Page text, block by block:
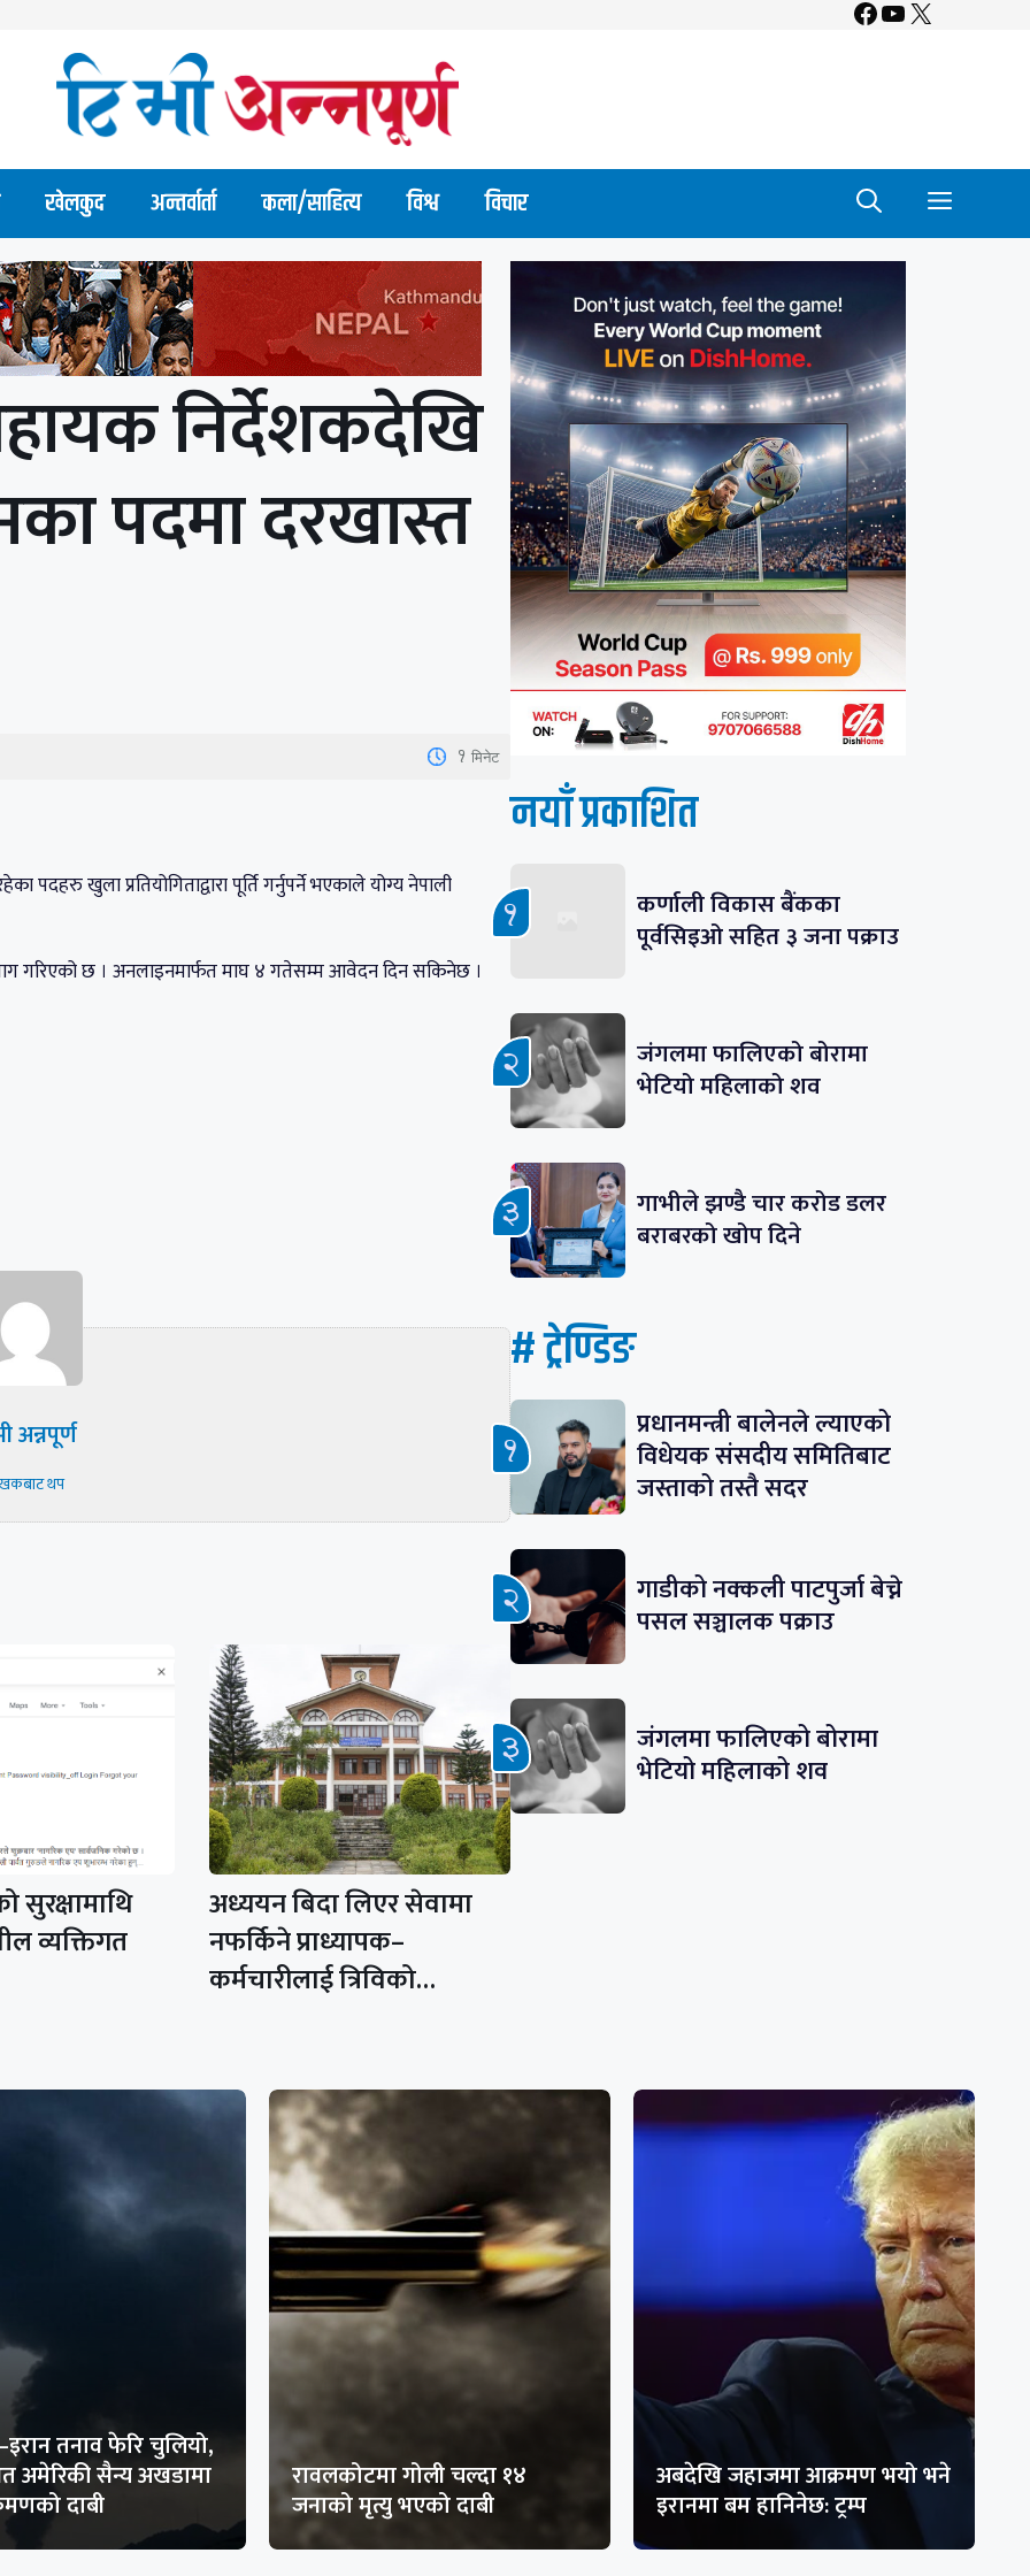
Facebook
YouTube
X
खेलकुद अन्तर्वार्ता कला/साहित्य विश्व विचार
निर्देशकदेखि
पदमा दरखास्त
1 मिनेट
पदहरु खुला प्रतियोगिताद्वारा पूर्ति गर्नुपर्ने भएकाले योग्य नेपाली
गरिएको छ । अनलाइनमार्फत माघ ४ गतेसम्म आवेदन दिन सकिनेछ ।
अन्नपूर्ण
थप
सुरक्षामाथि
व्यक्तिगत
अध्ययन बिदा लिएर सेवामा
नफर्किने प्राध्यापक–
कर्मचारीलाई त्रिविको…
नयाँ प्रकाशित
कर्णाली विकास बैंकका
पूर्वसिइओ सहित ३ जना पक्राउ
जंगलमा फालिएको बोरामा
भेटियो महिलाको शव
गाभीले झण्डै चार करोड डलर
बराबरको खोप दिने
# ट्रेण्डिङ
प्रधानमन्त्री बालेनले ल्याएको
विधेयक संसदीय समितिबाट
जस्ताको तस्तै सदर
गाडीको नक्कली पाटपुर्जा बेच्ने
पसल सञ्चालक पक्राउ
जंगलमा फालिएको बोरामा
भेटियो महिलाको शव
तनाव फेरि चुलियो,
अमेरिकी सैन्य अखडामा
दाबी
रावलकोटमा गोली चल्दा १४
जनाको मृत्यु भएको दाबी
अबदेखि जहाजमा आक्रमण भयो भने
इरानमा बम हानिनेछ: ट्रम्प